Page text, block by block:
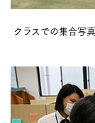
クラスでの集合写